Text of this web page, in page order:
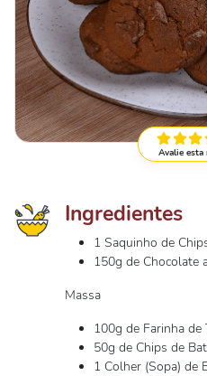
Avalie esta
Ingredientes
1 Saquinho de
150g de Chocolate
Massa
100g de Farinha de
50g de Chips de
1 Colher (Sopa) de